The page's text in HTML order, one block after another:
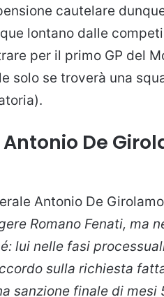
cautelare
lontano dalle
per il primo GP del
solo se troverà una
De
Antonio De
Romano Fenati, ma
lui nelle fasi
sulla richiesta
sanzione finale di